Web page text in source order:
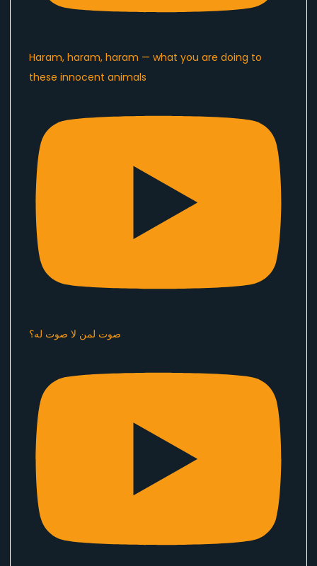
Haram, haram, haram — what you are doing to
these innocent animals
صوت لمن لا صوت له؟